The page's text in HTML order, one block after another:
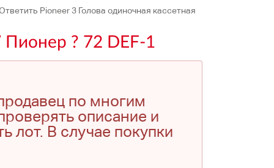
Pioneer 3 Голова одиночная кассетная
Пионер ? 72 DEF-1
по многим
описание и
лот. В случае покупки